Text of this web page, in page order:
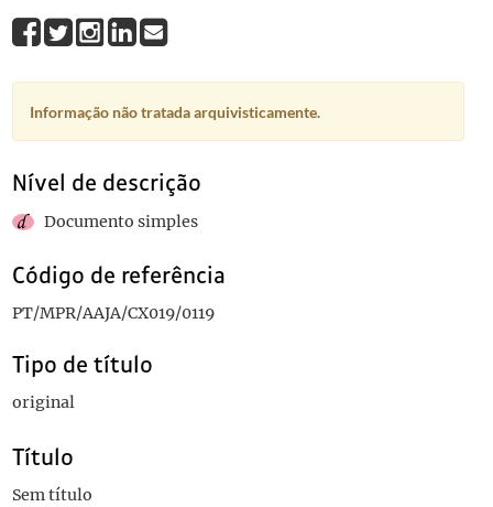
Informação não tratada arquivisticamente.
Nível de descrição
Documento simples
Código de referência
PT/MPR/AAJA/CX019/0119
Tipo de título
original
Título
Sem título